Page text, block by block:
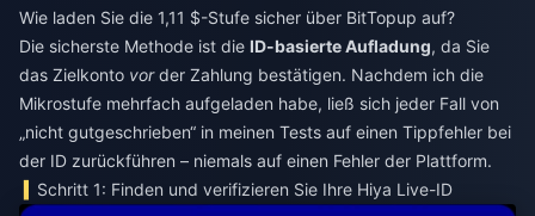
Wie laden Sie die 1,11 $-Stufe sicher über BitTopup auf?
Die sicherste Methode ist die ID-basierte Aufladung, da Sie
das Zielkonto vorder Zahlung bestätigen. Nachdem ich die
Mikrostufe mehrfach aufgeladen habe, ließ sich jeder Fall von
„nicht gutgeschrieben“ in meinen Tests auf einen Tippfehler bei
der ID zurückführen – niemals auf einen Fehler der Plattform.
Schritt 1: Finden und verifizieren Sie Ihre Hiya Live-ID